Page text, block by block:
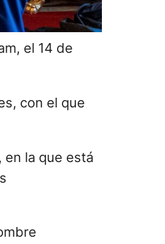
el 14 de
con el que
la que está